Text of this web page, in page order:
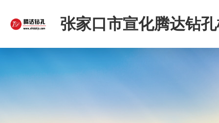
张家口市宣化腾达钻
限公司